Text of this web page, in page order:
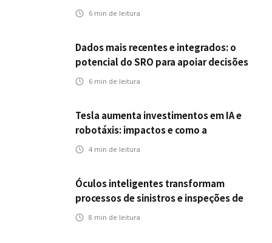
nos EUA: como a circulação desses
6 min de leitura
Dados mais recentes e integrados: o
potencial do SRO para apoiar decisões
nas seguradoras
6 min de leitura
Tesla aumenta investimentos em IA e
robotáxis: impactos e como a
mobilidade autônoma transforma o
4 min de leitura
Óculos inteligentes transformam
processos de sinistros e inspeções de
seguros
8 min de leitura